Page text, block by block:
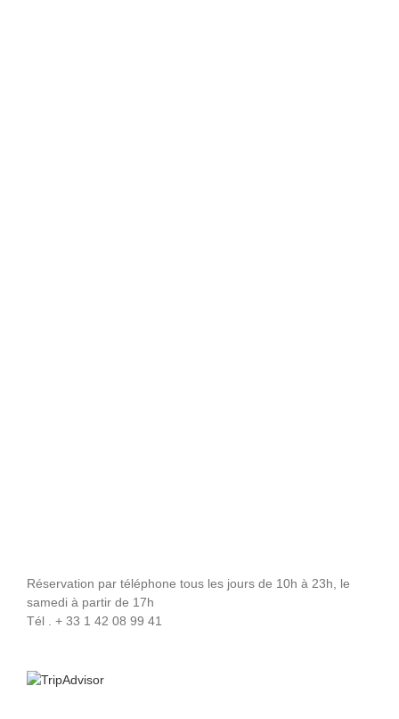
Réservation par téléphone tous les jours de 10h à 23h, le
samedi à partir de 17h
Tél . + 33 1 42 08 99 41